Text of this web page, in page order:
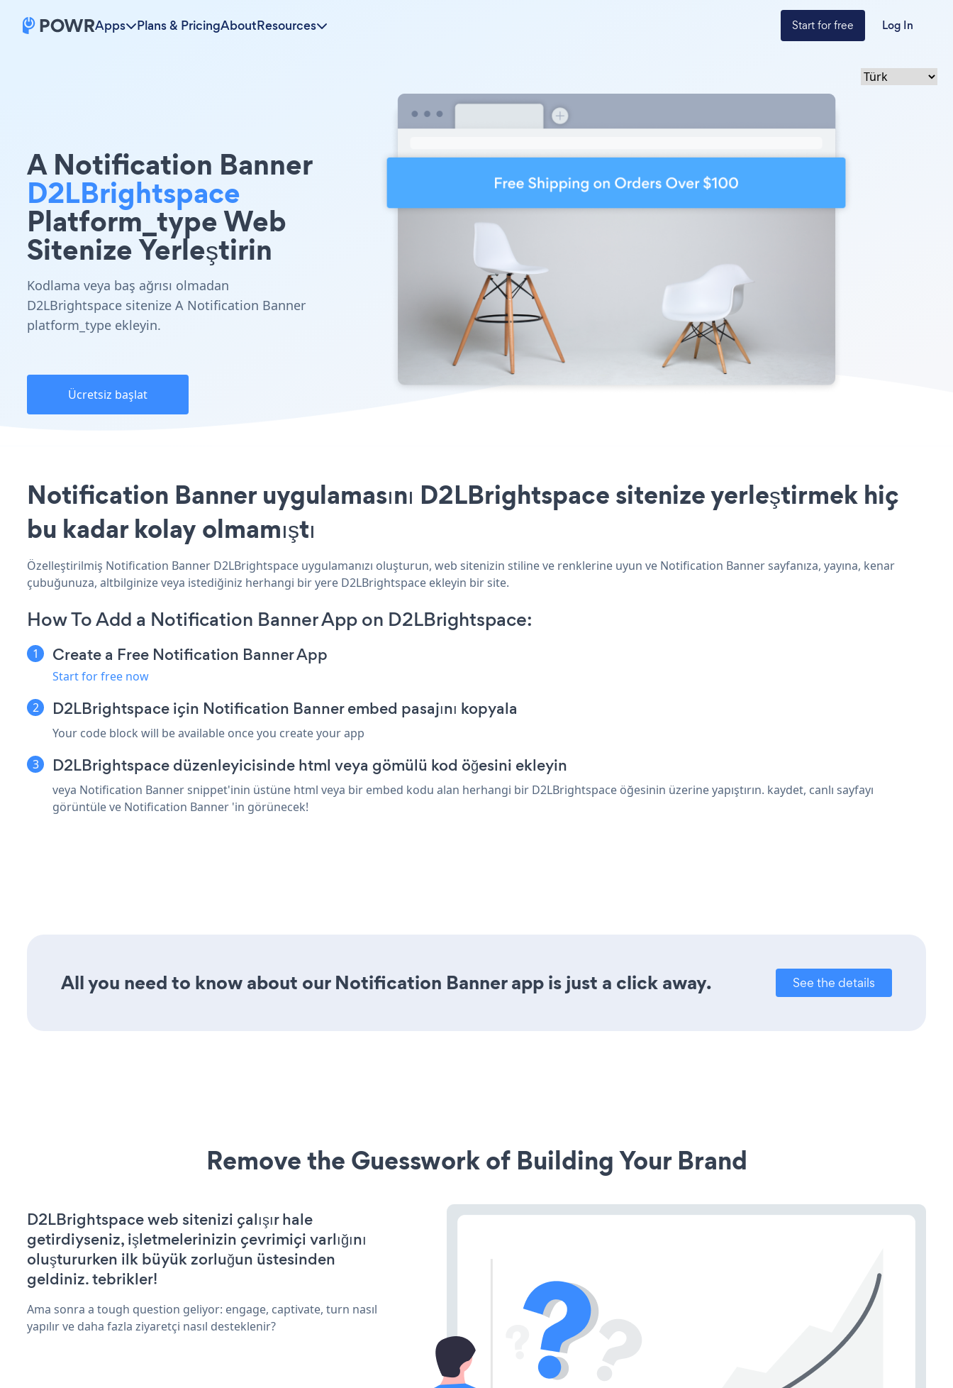
Apps Plans & PricingAboutResources Start for free Log In
A Notification Banner
D2LBrightspace
Platform_type Web
Sitenize Yerleştirin
Kodlama veya baş ağrısı olmadan
D2LBrightspace sitenize A Notification Banner
platform_type ekleyin.
Ücretsiz başlat
Notification Banner uygulamasını D2LBrightspace sitenize yerleştirmek hiç
bu kadar kolay olmamıştı
Özelleştirilmiş Notification Banner D2LBrightspace uygulamanızı oluşturun, web sitenizin stiline ve renklerine uyun ve Notification Banner sayfanıza, yayına, kenar
çubuğunuza, altbilginize veya istediğiniz herhangi bir yere D2LBrightspace ekleyin bir site.
How To Add a Notification Banner App on D2LBrightspace:
Create a Free Notification Banner App
Start for free now
D2LBrightspace için Notification Banner embed pasajını kopyala
Your code block will be available once you create your app
D2LBrightspace düzenleyicisinde html veya gömülü kod öğesini ekleyin
veya Notification Banner snippet'inin üstüne html veya bir embed kodu alan herhangi bir D2LBrightspace öğesinin üzerine yapıştırın. kaydet, canlı sayfayı
görüntüle ve Notification Banner 'in görünecek!
All you need to know about our Notification Banner app is just a click away. See the details
Remove the Guesswork of Building Your Brand
D2LBrightspace web sitenizi çalışır hale
getirdiyseniz, işletmelerinizin çevrimiçi varlığını
oluştururken ilk büyük zorluğun üstesinden
geldiniz. tebrikler!
Ama sonra a tough question geliyor: engage, captivate, turn nasıl
yapılır ve daha fazla ziyaretçi nasıl desteklenir?